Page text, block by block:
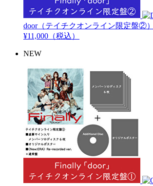
door（テイチクオンライン限定盤②）
¥11,000（税込）
NEW